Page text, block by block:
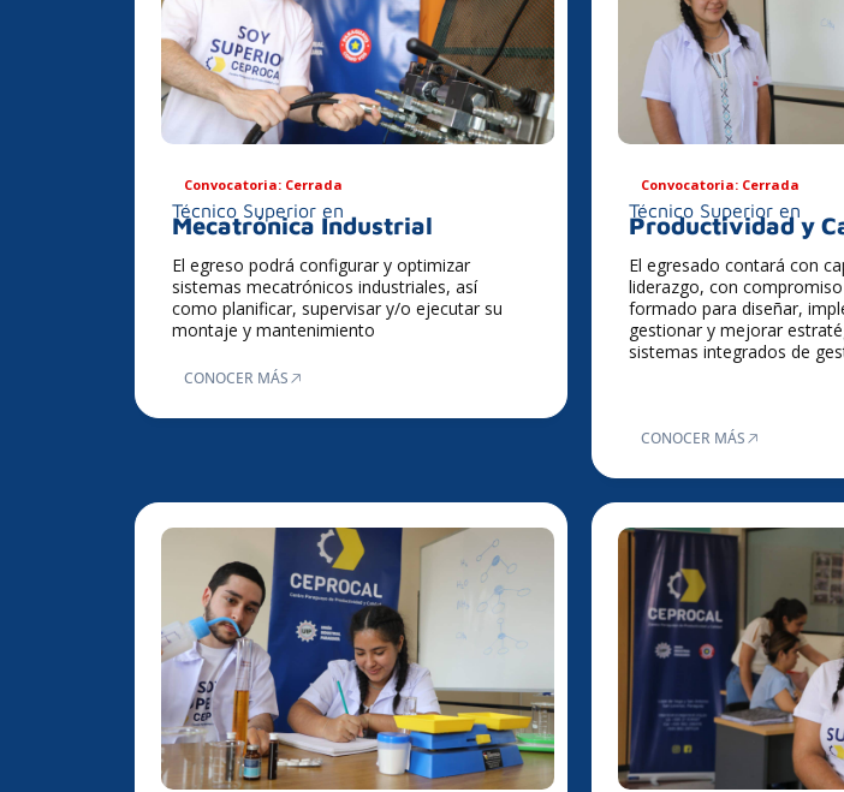
Convocatoria: Cerrada
Técnico Superior en
Mecatrónica Industrial
El egreso podrá configurar y optimizar
sistemas mecatrónicos industriales, así
como planificar, supervisar y/o ejecutar su
montaje y mantenimiento
CONOCER MÁS
Convocatoria: Cerrada
Técnico Superior en
Productividad y
El egresado contará con
liderazgo, con
formado para diseñar,
gestionar y mejorar
sistemas integrados de
CONOCER MÁS